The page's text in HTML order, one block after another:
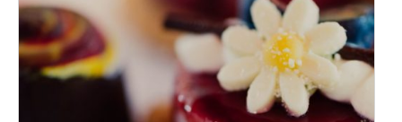
AFEGEIX A LA CISTELLA / DETALLS